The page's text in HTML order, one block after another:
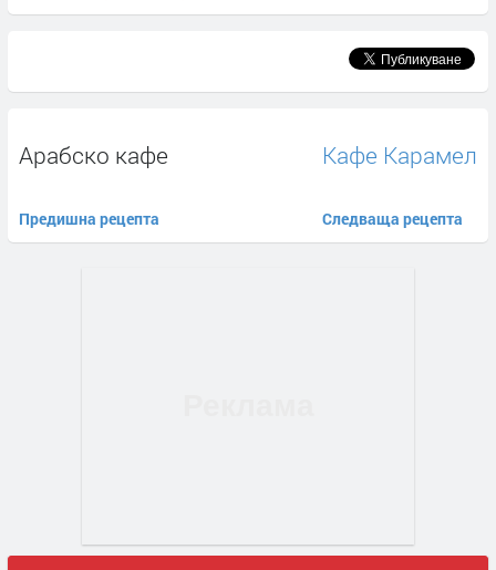
Арабско кафе
Предишна рецепта
Кафе Карамел
Следваща рецепта